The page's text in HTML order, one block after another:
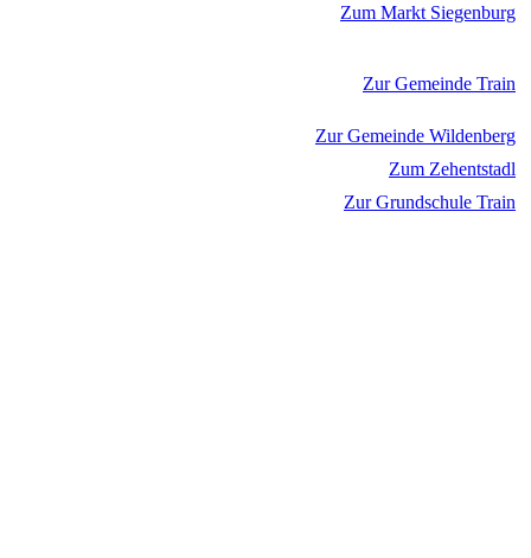
Zum Markt Siegenburg
Zur Gemeinde Train
Zur Gemeinde Wildenberg
Zum Zehentstadl
Zur Grundschule Train